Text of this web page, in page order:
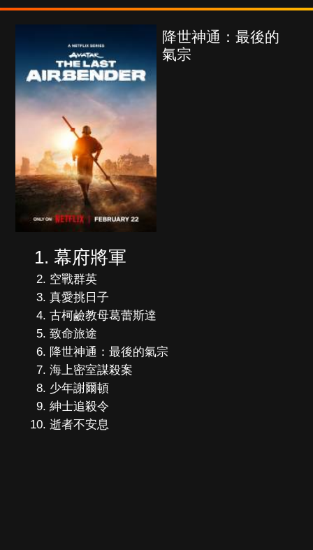
降世神通：最後的
氣宗
幕府將軍
空戰群英
真愛挑日子
古柯鹼教母葛蕾斯達
致命旅途
降世神通：最後的氣宗
海上密室謀殺案
少年謝爾頓
紳士追殺令
逝者不安息